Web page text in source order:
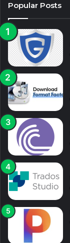
Popular Posts